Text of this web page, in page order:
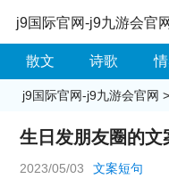
j9国际官网-j9九游会官网
散文 诗歌
j9国际官网-j9九游会官网 >
生日发朋友圈的
2023/05/03 文案短句